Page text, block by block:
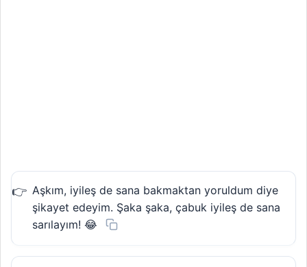
Aşkım, iyileş de sana bakmaktan yoruldum diye
şikayet edeyim. Şaka şaka, çabuk iyileş de sana
sarılayım! 😂